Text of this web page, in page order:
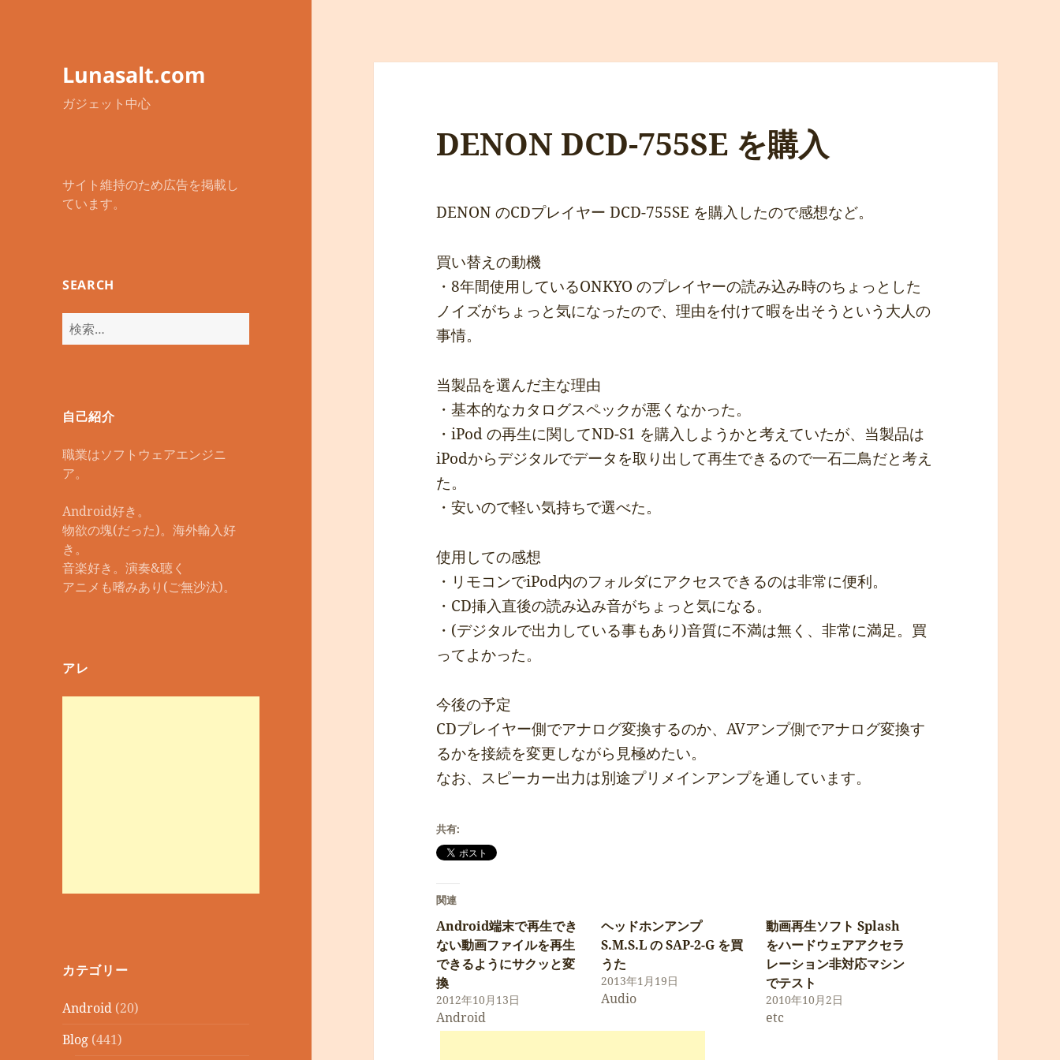
Lunasalt.com
ガジェット中心
サイト維持のため広告を掲載し
ています。
SEARCH
検
索:
自己紹介
職業はソフトウェアエンジニ
ア。
Android好き。
物欲の塊(だった)。海外輸入好
き。
音楽好き。演奏&聴く
アニメも嗜みあり(ご無沙汰)。
アレ
カテゴリー
Android (20)
Blog (441)
DENON DCD-755SE を購入
DENON のCDプレイヤー DCD-755SE を購入したので感想など。
買い替えの動機
・8年間使用しているONKYO のプレイヤーの読み込み時のちょっとした
ノイズがちょっと気になったので、理由を付けて暇を出そうという大人の
事情。
当製品を選んだ主な理由
・基本的なカタログスペックが悪くなかった。
・iPod の再生に関してND-S1 を購入しようかと考えていたが、当製品は
iPodからデジタルでデータを取り出して再生できるので一石二鳥だと考え
た。
・安いので軽い気持ちで選べた。
使用しての感想
・リモコンでiPod内のフォルダにアクセスできるのは非常に便利。
・CD挿入直後の読み込み音がちょっと気になる。
・(デジタルで出力している事もあり)音質に不満は無く、非常に満足。買
ってよかった。
今後の予定
CDプレイヤー側でアナログ変換するのか、AVアンプ側でアナログ変換す
るかを接続を変更しながら見極めたい。
なお、スピーカー出力は別途プリメインアンプを通しています。
共有:
関連
Android端末で再生でき
ない動画ファイルを再生
できるようにサクッと変
換
2012年10月13日
Android
ヘッドホンアンプ
S.M.S.L の SAP-2-G を買
うた
2013年1月19日
Audio
動画再生ソフト Splash
をハードウェアアクセラ
レーション非対応マシン
でテスト
2010年10月2日
etc